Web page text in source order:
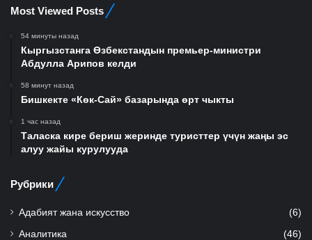
Most Viewed Posts
54 минуты назад
Кыргызстанга Өзбекстандын премьер-министри
Абдулла Арипов келди
58 минут назад
Бишкекте «Көк-Сай» базарында өрт чыкты
1 час назад
Таласка кире бериш жеринде туристтер үчүн жаңы эс
алуу жайы курулууда
Рубрики
Адабият жана искусство (6)
Аналитика (46)